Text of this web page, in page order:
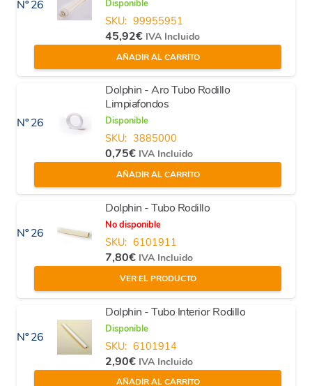
Nº 26 Disponible
SKU: 99955951
45,92€ IVA Incluido
AÑADIR AL CARRITO
Nº 26
Dolphin - Aro Tubo Rodillo
Limpiafondos
Disponible
SKU: 3885000
0,75€ IVA Incluido
AÑADIR AL CARRITO
Nº 26
Dolphin - Tubo Rodillo
No disponible
SKU: 6101911
7,80€ IVA Incluido
VER EL PRODUCTO
Nº 26
Dolphin - Tubo Interior Rodillo
Disponible
SKU: 6101914
2,90€ IVA Incluido
AÑADIR AL CARRITO